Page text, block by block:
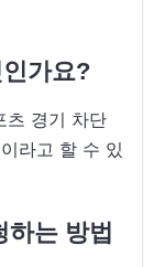
가요?
츠 경기 차단
라고 할 수 있
는 방법